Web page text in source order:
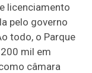
licenciamento
pelo governo
todo, o Parque
mil em
câmara